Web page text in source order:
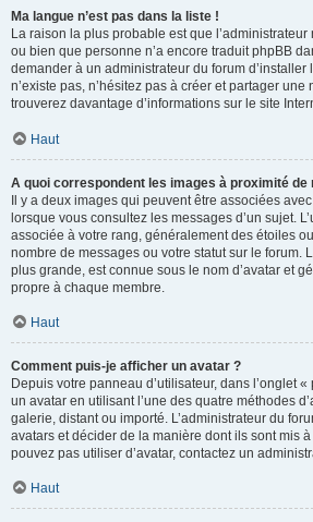
Ma langue n’est pas dans la liste !
La raison la plus probable est que l’administrateur
ou bien que personne n’a encore traduit phpBB
demander à un administrateur du forum
n’existe pas, n’hésitez pas à créer et partager
trouverez davantage d’informations sur le site
Haut
A quoi correspondent les images à proximité de
Il y a deux images qui peuvent être associées
lorsque vous consultez les messages d’un sujet.
associée à votre rang, généralement des étoiles
nombre de messages ou votre statut sur le forum.
plus grande, est connue sous le nom d’avatar et
propre à chaque membre.
Haut
Comment puis-je afficher un avatar ?
Depuis votre panneau d’utilisateur, dans l’onglet
un avatar en utilisant l’une des quatre méthodes
galerie, distant ou importé. L’administrateur du
avatars et décider de la manière dont ils sont mis
pouvez pas utiliser d’avatar, contactez un
Haut